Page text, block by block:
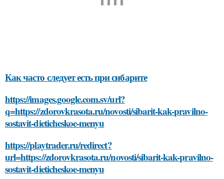
Как часто следует есть при сибарите
https://images.google.com.sv/url?
q=https://zdorovkrasota.ru/novosti/sibarit-kak-pravilno-
sostavit-dieticheskoe-menyu
https://playtrader.ru/redirect?
url=https://zdorovkrasota.ru/novosti/sibarit-kak-pravilno-
sostavit-dieticheskoe-menyu